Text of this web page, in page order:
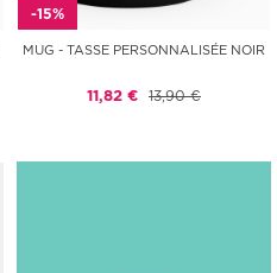
-15%
MUG - TASSE PERSONNALISÉE NOIR
11,82 € 13,90 €